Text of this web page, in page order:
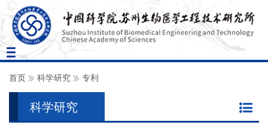
Toggle
navigation
首页 科学研究 专利
科学研究